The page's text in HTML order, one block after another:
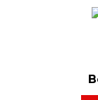
https://